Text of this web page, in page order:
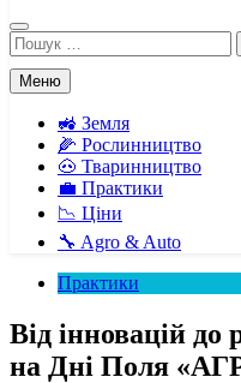
Пошук:
Меню
🚜 Земля
🌽 Рослинництво
🐽 Тваринництво
💼 Практики
📉 Ціни
🔧 Agro & Auto
Практики
Від інновацій до
на Дні Поля